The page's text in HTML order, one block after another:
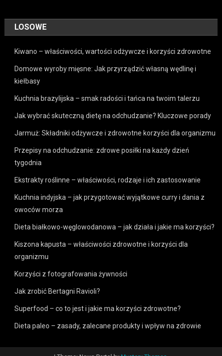
LOSOWE
Kiwano – właściwości, wartości odżywcze i korzyści zdrowotne
Domowe wyroby mięsne: Jak przyrządzić własną wędlinę i
kiełbasy
Kuchnia brazylijska – smak radości i tańca na twoim talerzu
Jak wybrać skuteczną dietę na odchudzanie? Kluczowe porady
Jarmuż: Składniki odżywcze i zdrowotne korzyści dla organizmu
Przepisy na odchudzanie: zdrowe posiłki na każdy dzień
tygodnia
Ekstrakty roślinne – właściwości, rodzaje i ich zastosowanie
Kuchnia indyjska – jak przygotować wyjątkowe curry i dania z
owoców morza
Dieta białkowo-węglowodanowa – jak działa i jakie ma korzyści?
Kiszona kapusta – właściwości zdrowotne i korzyści dla
organizmu
Korzyści z fotografowania żywności
Jak zrobić Bertagni Ravioli?
Superfood – co to jest i jakie ma korzyści zdrowotne?
Dieta paleo – zasady, zalecane produkty i wpływ na zdrowie